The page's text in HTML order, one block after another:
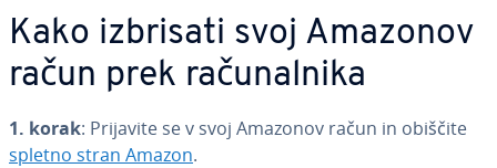
Kako izbrisati svoj Amazonov
račun prek ra­ču­nal­ni­ka
1. korak: Prijavite se v svoj Amazonov račun in obiščite
spletno stran Amazon.